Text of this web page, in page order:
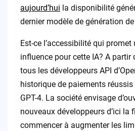
aujourd’hui la disponibilité
dernier modèle de génération
Est-ce l’accessibilité qui promet
influence pour cette IA? A partir
tous les développeurs API
historique de paiements
GPT-4. La société envisage
nouveaux développeurs d’ici la
commencer à augmenter les